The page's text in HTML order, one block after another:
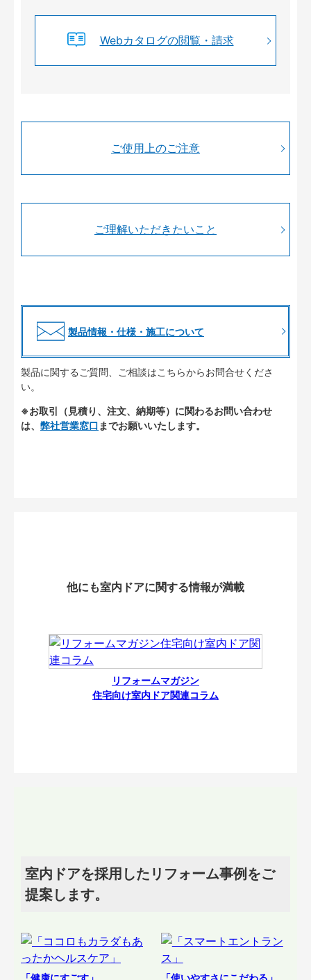
Webカタログの閲覧・請求
ご使用上のご注意
ご理解いただきたいこと
製品情報・仕様・施工について
製品に関するご質問、ご相談はこちらからお問合せくださ
い。
※お取引（見積り、注文、納期等）に関わるお問い合わせ
は、 弊社営業窓口 までお願いいたします。
他にも室内ドアに関する情報が満載
リフォームマガジン
住宅向け室内ドア関連コラム
室内ドアを採用したリフォーム事例をご
提案します。